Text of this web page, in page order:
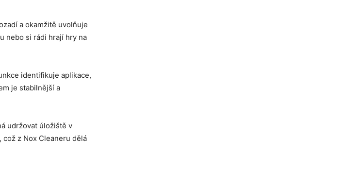
a okamžitě uvolňuje
nebo si rádi hrají hry na
identifikuje aplikace,
je stabilnější a
udržovat úložiště v
z Nox Cleaneru dělá